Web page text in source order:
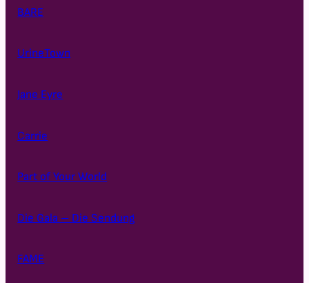
BARE
UrineTown
Jane Eyre
Carrie
Part of Your World
Die Gala – Die Sendung
FAME